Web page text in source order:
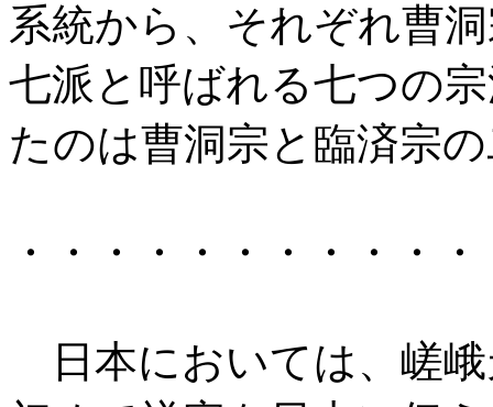
系統から、それぞれ曹
七派と呼ばれる七つの
たのは曹洞宗と臨済宗
・・・・・・・・・・
日本においては、嵯